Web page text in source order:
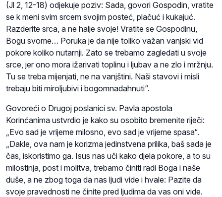
(Jl 2, 12-18) odjekuje poziv: Sada, govori Gospodin, vratite
se k meni svim srcem svojim posteć, plačuć i kukajuć.
Razderite srca, a ne halje svoje! Vratite se Gospodinu,
Bogu svome… Poruka je da nije toliko važan vanjski vid
pokore koliko nutarnji. Zato se trebamo zagledati u svoje
srce, jer ono mora ižarivati toplinu i ljubav a ne zlo i mržnju.
Tu se treba mijenjati, ne na vanjštini. Naši stavovi i misli
trebaju biti miroljubivi i bogomnadahnuti“.
Govoreći o Drugoj poslanici sv. Pavla apostola
Korinćanima ustvrdio je kako su osobito bremenite riječi:
„Evo sad je vrijeme milosno, evo sad je vrijeme spasa“.
„Dakle, ova nam je korizma jedinstvena prilika, baš sada je
čas, iskoristimo ga. Isus nas uči kako djela pokore, a to su
milostinja, post i molitva, trebamo činiti radi Boga i naše
duše, a ne zbog toga da nas ljudi vide i hvale: Pazite da
svoje pravednosti ne činite pred ljudima da vas oni vide.